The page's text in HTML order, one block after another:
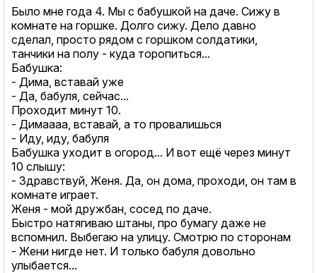
Было мне года 4. Мы с бабушкой на даче. Сижу в
комнате на горшке. Долго сижу. Дело давно
сделал, просто рядом с горшком солдатики,
танчики на полу - куда торопиться...
Бабушка:
- Дима, вставай уже
- Да, бабуля, сейчас...
Проходит минут 10.
- Димаааа, вставай, а то провалишься
- Иду, иду, бабуля
Бабушка уходит в огород... И вот ещё через минут
10 слышу:
- Здравствуй, Женя. Да, он дома, проходи, он там в
комнате играет.
Женя - мой дружбан, сосед по даче.
Быстро натягиваю штаны, про бумагу даже не
вспомнил. Выбегаю на улицу. Смотрю по сторонам
- Жени нигде нет. И только бабуля довольно
улыбается...